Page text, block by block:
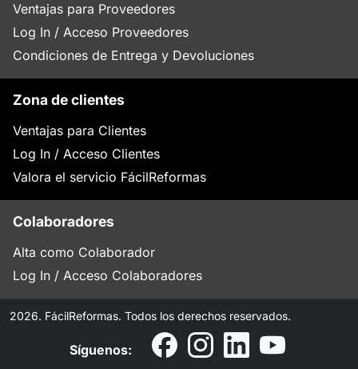
Ventajas para Proveedores
Log In / Acceso Proveedores
Condiciones de Entrega y Devoluciones
Zona de clientes
Ventajas para Clientes
Log In / Acceso Clientes
Valora el servicio FácilReformas
Colaboradores
Alta como Colaborador
Log In / Acceso Colaboradores
2026. FácilReformas. Todos los derechos reservados.
Síguenos: